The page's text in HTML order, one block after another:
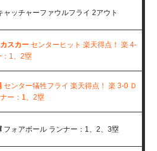
ャッチャーファウルフライ 2アウト
スカー センターヒット 楽天得点！ 楽 4-
1、2塁
センター犠牲フライ 楽天得点！ 楽 3-0 Ｄ
ー：1、2塁
フォアボール ランナー：1、2、3塁